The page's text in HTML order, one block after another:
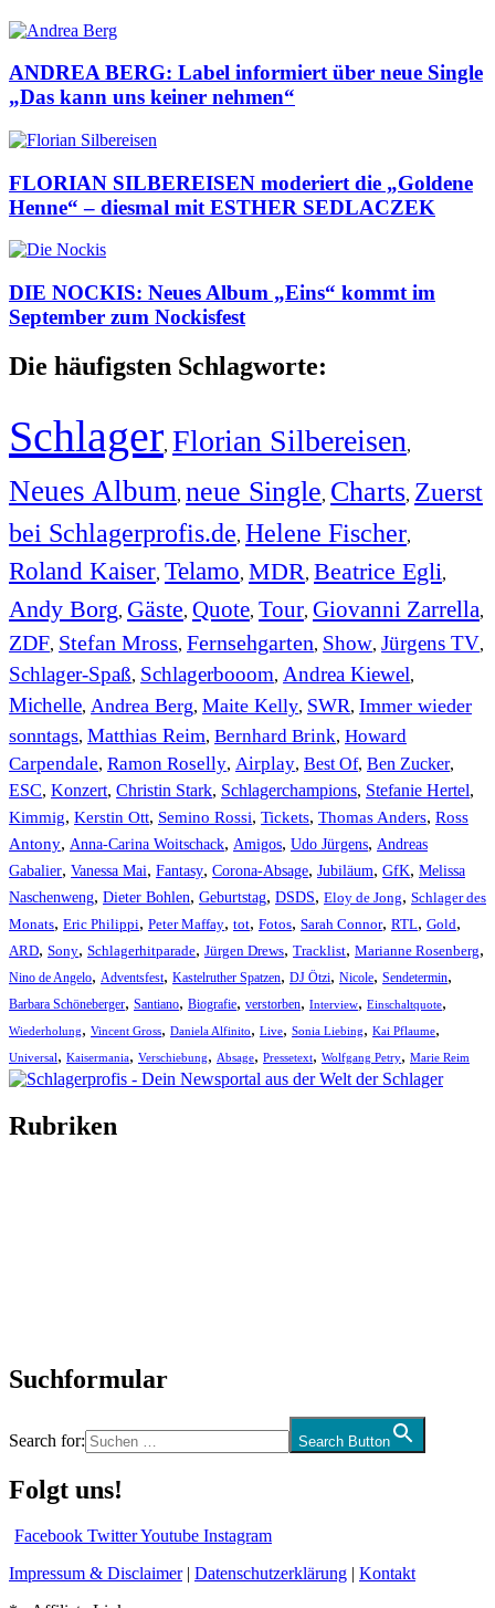
ANDREA BERG: Label informiert über neue Single
„Das kann uns keiner nehmen“
FLORIAN SILBEREISEN moderiert die „Goldene
Henne“ – diesmal mit ESTHER SEDLACZEK
DIE NOCKIS: Neues Album „Eins“ kommt im
September zum Nockisfest
Die häufigsten Schlagworte:
Schlager, Florian Silbereisen,
Neues Album, neue Single, Charts, Zuerst
bei Schlagerprofis.de, Helene Fischer,
Roland Kaiser, Telamo, MDR, Beatrice Egli,
Andy Borg, Gäste, Quote, Tour, Giovanni Zarrella,
ZDF, Stefan Mross, Fernsehgarten, Show, Jürgens TV,
Schlager-Spaß, Schlagerbooom, Andrea Kiewel,
Michelle, Andrea Berg, Maite Kelly, SWR, Immer wieder
sonntags, Matthias Reim, Bernhard Brink, Howard
Carpendale, Ramon Roselly, Airplay, Best Of, Ben Zucker,
ESC, Konzert, Christin Stark, Schlagerchampions, Stefanie Hertel,
Kimmig, Kerstin Ott, Semino Rossi, Tickets, Thomas Anders, Ross
Antony, Anna-Carina Woitschack, Amigos, Udo Jürgens, Andreas
Gabalier, Vanessa Mai, Fantasy, Corona-Absage, Jubiläum, GfK, Melissa
Naschenweng, Dieter Bohlen, Geburtstag, DSDS, Eloy de Jong, Schlager des
Monats, Eric Philippi, Peter Maffay, tot, Fotos, Sarah Connor, RTL, Gold,
ARD, Sony, Schlagerhitparade, Jürgen Drews, Tracklist, Marianne Rosenberg,
Nino de Angelo, Adventsfest, Kastelruther Spatzen, DJ Ötzi, Nicole, Sendetermin,
Barbara Schöneberger, Santiano, Biografie, verstorben, Interview, Einschaltquote,
Wiederholung, Vincent Gross, Daniela Alfinito, Live, Sonia Liebing, Kai Pflaume,
Universal, Kaisermania, Verschiebung, Absage, Pressetext, Wolfgang Petry, Marie Reim
Rubriken
Suchformular
Search for: Search Button
Folgt uns!
Facebook TwitterYoutube Instagram
Impressum & Disclaimer| Datenschutzerklärung | Kontakt